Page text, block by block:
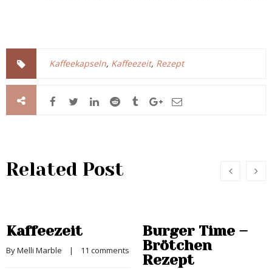
Kaffeekapseln, Kaffeezeit, Rezept
Related Post
Kaffeezeit
By Melli Marble
    |
11 comments
Burger Time –
Brötchen
Rezept